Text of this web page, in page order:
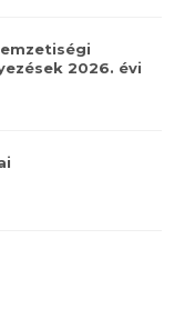
2026. évi